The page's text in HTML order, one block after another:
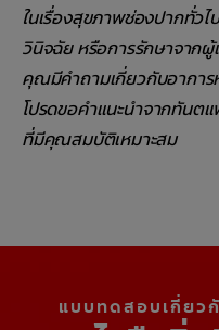
ในเรื่องสุขภาพช่องปากทั่วไ
วินิจฉัย หรือการรักษาจาก
คุณมีคำถามเกี่ยวกับอาการ
โปรดขอคำแนะนำจากทันต
ที่มีคุณสมบัติเหมาะสม
แบบทดสอบเกี่ยว